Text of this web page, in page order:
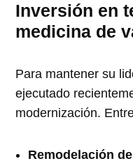
Inversión en
medicina de
Para mantener su
ejecutado
modernización.
Remodelación